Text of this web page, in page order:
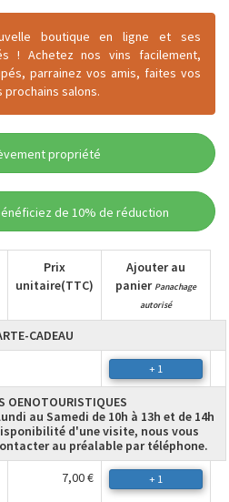
boutique en ligne et ses
! Achetez nos vins facilement,
parrainez vos amis, faites vos
salons.
propriété
de 10% de réduction
Prix
unitaire(TTC)
Ajouter au
panier Panachage
autorisé
CADEAU
+ 1
OENOTOURISTIQUES
au Samedi de 10h à 13h et de 14h
d'une visite, nous vous
au préalable par téléphone.
7,00 € + 1